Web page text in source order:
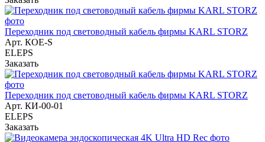
Переходник под световодный кабель фирмы KARL STORZ
Арт. КОЕ-S
ELEPS
Заказать
Переходник под световодный кабель фирмы KARL STORZ
Арт. КИ-00-01
ELEPS
Заказать